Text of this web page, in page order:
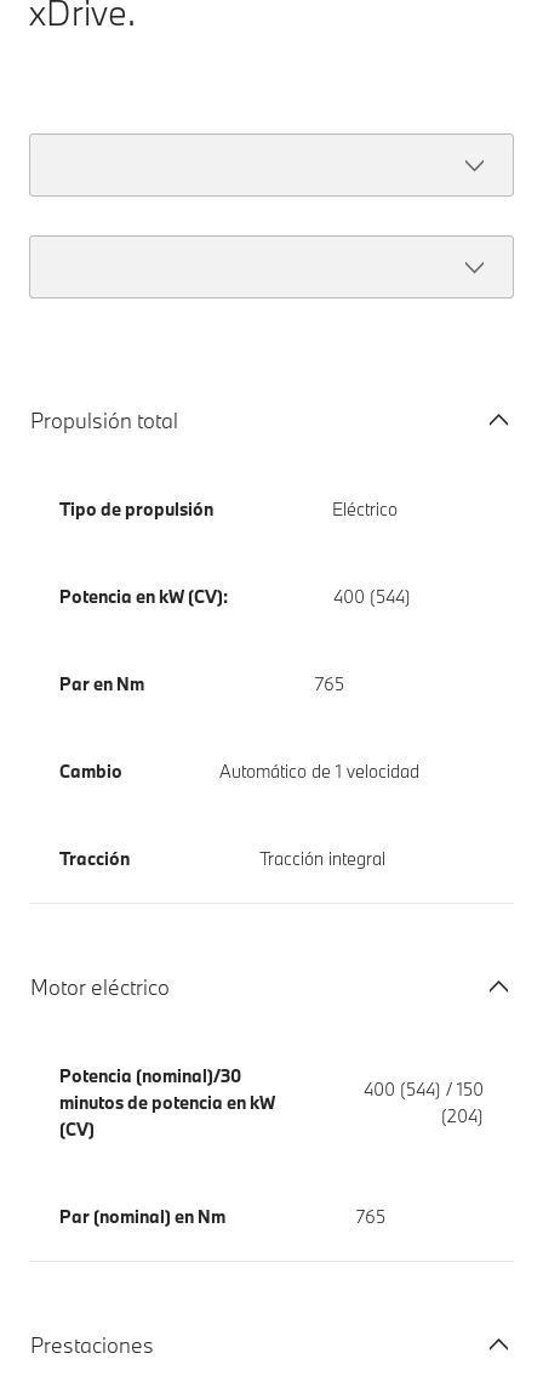
xDrive.
Propulsión total
Tipo de propulsión Eléctrico
Potencia en kW (CV): 400 (544)
Par en Nm 765
Cambio Automático de 1 velocidad
Tracción Tracción integral
Motor eléctrico
Potencia (nominal)/30
minutos de potencia en kW
(CV)
400 (544) / 150
(204)
Par (nominal) en Nm 765
Prestaciones